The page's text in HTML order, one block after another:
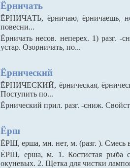
Ёрничать
ЁРНИЧАТЬ, ёрничаю, ёрничаешь,
повесни...
Ёрничать несов. неперех. 1) разг. -
устар. Озорничать, по...
Ёрнический
ЁРНИЧЕСКИЙ, ёрническая,
Поступить по...
Ёрнический прил. разг. -сниж.
Ёрш
ЁРШ, ерша, мн. нет, м. (разг. ). Смесь
ЁРШ, ерша, м. 1. Костистая рыба
окуневых. 2. Щетка для чистки